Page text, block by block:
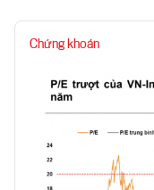
Chứng khoán